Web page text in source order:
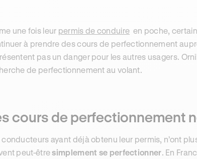
une fois leur permis de conduire en poche,
à prendre des cours de perfectionnement
pas un danger pour les autres usagers.
de perfectionnement au volant.
cours de perfectionnement
conducteurs ayant déjà obtenu leur permis, n’ont
peut-êtresimplement se perfectionner. En